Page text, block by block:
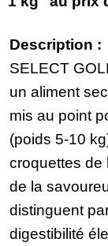
Description :
SELECT
un aliment
mis au point
(poids 5-10
croquettes de
de la
distinguent
digestibilité